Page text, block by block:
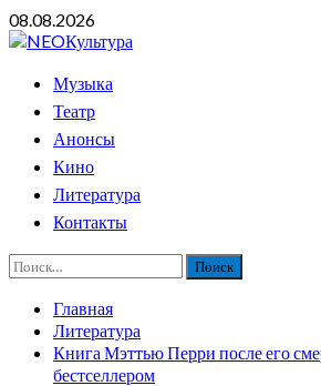
Перейти
к
08.08.2026
ОсновноеМузыка
Театр
Анонсы
Кино
Литература
Контакты
Найти:
Главная
Литература
Книга Мэттью Перри после его
бестселлером